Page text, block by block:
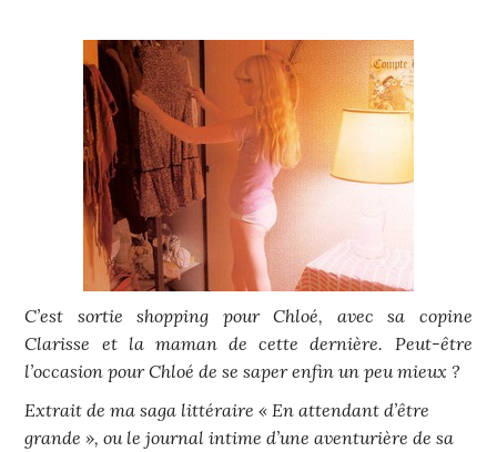
C’est sortie shopping pour Chloé, avec sa copine
Clarisse et la maman de cette dernière. Peut-être
l’occasion pour Chloé de se saper enfin un peu mieux ?
Extrait de ma saga littéraire « En attendant d’être
grande », ou le journal intime d’une aventurière de sa